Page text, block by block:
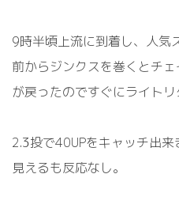
9時半頃上流に到着し、 人気
前からジンクスを巻くとチェ
が戻ったのですぐにライトリ
2.3投で40UPをキャッチ出
見えるも反応なし。